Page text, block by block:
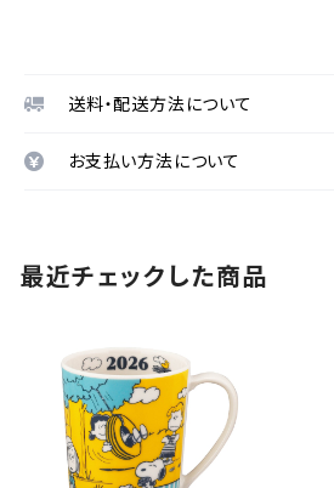
送料・配送方法について
お支払い方法について
最近チェックした商品